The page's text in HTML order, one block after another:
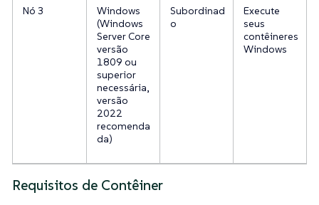
Nó 3
Windows
(Windows
Server Core
versão
1809 ou
superior
necessária,
versão
2022
recomenda
da)
Subordinad
o
Execute
seus
contêineres
Windows
Requisitos de Contêiner